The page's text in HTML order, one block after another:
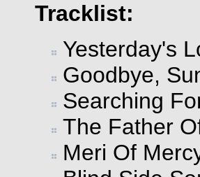
Tracklist:
Yesterday's
Goodbye,
Searching
The Father
Meri Of